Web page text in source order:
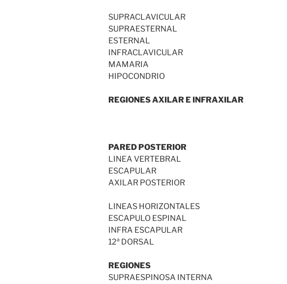
SUPRACLAVICULAR
SUPRAESTERNAL
ESTERNAL
INFRACLAVICULAR
MAMARIA
HIPOCONDRIO
REGIONES AXILAR E INFRAXILAR
PARED POSTERIOR
LINEA VERTEBRAL
ESCAPULAR
AXILAR POSTERIOR
LINEAS HORIZONTALES
ESCAPULO ESPINAL
INFRA ESCAPULAR
12ª DORSAL
REGIONES
SUPRAESPINOSA INTERNA